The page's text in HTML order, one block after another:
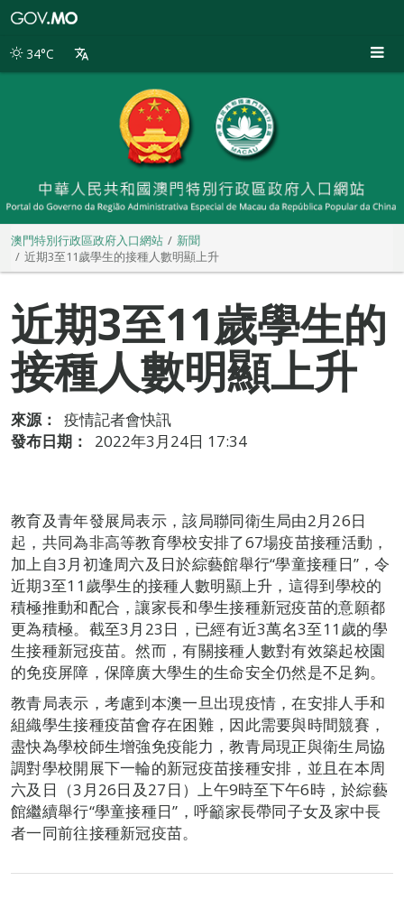
別
34°C
澳門特別行政區政府入口網站
新聞
近期3至11歲學生的接種人數明顯上升
近期3至11歲學生的
接種人數明顯上升
來源：
疫情記者會快訊
發布日期：
2022年3月24日 17:34
教育及青年發展局表示，該局聯同衛生局由2月26日
起，共同為非高等教育學校安排了67場疫苗接種活動，
加上自3月初逢周六及日於綜藝館舉行“學童接種日”，令
近期3至11歲學生的接種人數明顯上升，這得到學校的
積極推動和配合，讓家長和學生接種新冠疫苗的意願都
更為積極。截至3月23日，已經有近3萬名3至11歲的學
生接種新冠疫苗。然而，有關接種人數對有效築起校園
的免疫屏障，保障廣大學生的生命安全仍然是不足夠。
教青局表示，考慮到本澳一旦出現疫情，在安排人手和
組織學生接種疫苗會存在困難，因此需要與時間競賽，
盡快為學校師生增強免疫能力，教青局現正與衛生局協
調對學校開展下一輪的新冠疫苗接種安排，並且在本周
六及日（3月26日及27日）上午9時至下午6時，於綜藝
館繼續舉行“學童接種日”，呼籲家長帶同子女及家中長
者一同前往接種新冠疫苗。